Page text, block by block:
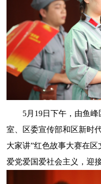
5月19日下午，由鱼
室、区委宣传部和区新时
大家讲”红色故事大赛在
爱党爱国爱社会主义，迎